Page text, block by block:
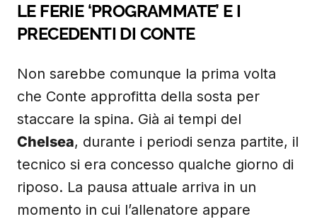
LE FERIE ‘PROGRAMMATE’ E I
PRECEDENTI DI CONTE
Non sarebbe comunque la prima volta
che Conte approfitta della sosta per
staccare la spina. Già ai tempi del
Chelsea, durante i periodi senza partite, il
tecnico si era concesso qualche giorno di
riposo. La pausa attuale arriva in un
momento in cui l’allenatore appare